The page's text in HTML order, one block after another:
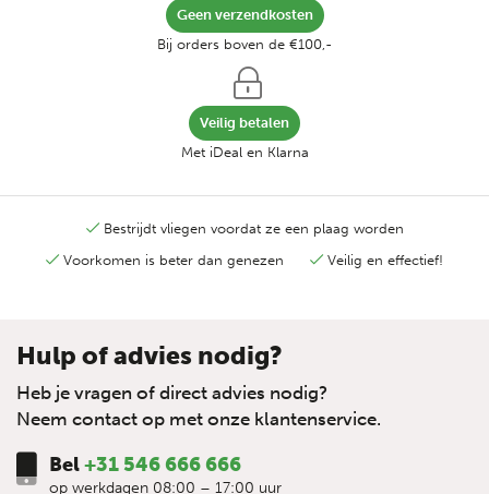
Geen verzendkosten
Bij orders boven de €100,-
Veilig betalen
Met iDeal en Klarna
Bestrijdt vliegen voordat ze een plaag worden
Voorkomen is beter dan genezen
Veilig en effectief!
Hulp of advies nodig?
Heb je vragen of direct advies nodig?
Neem contact op met onze klantenservice.
Bel+31 546 666 666
op werkdagen 08:00 – 17:00 uur